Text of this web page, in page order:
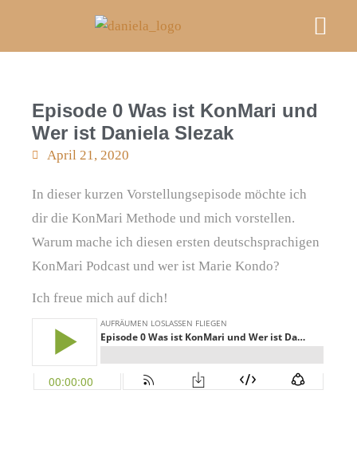
Episode 0 Was ist KonMari und
Wer ist Daniela Slezak
April 21, 2020
In dieser kurzen Vorstellungsepisode möchte ich
dir die KonMari Methode und mich vorstellen.
Warum mache ich diesen ersten deutschsprachigen
KonMari Podcast und wer ist Marie Kondo?
Ich freue mich auf dich!